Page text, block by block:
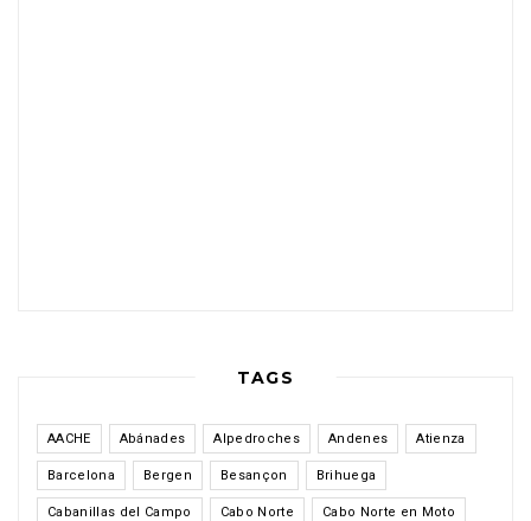
TAGS
AACHE Abánades Alpedroches Andenes Atienza
Barcelona Bergen Besançon Brihuega
Cabanillas del Campo Cabo Norte Cabo Norte en Moto